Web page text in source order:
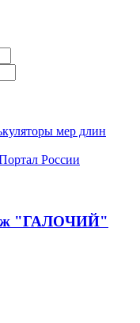
мер длин
России
"ГАЛОЧИЙ"